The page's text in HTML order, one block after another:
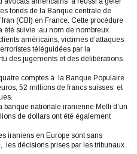
les fonds de la Banque centrale de
l’Iran (CBI) en France. Cette procédure
été suivie au nom de nombreux
américains, victimes d’attaques
téléguidées par la
des jugements et des délibérations
comptes à la Banque Populaire
52 millions de francs suisses, et
banque nationale iranienne Melli d’un
de dollars ont été également
iraniens en Europe sont sans
les décisions prises par les tribunaux